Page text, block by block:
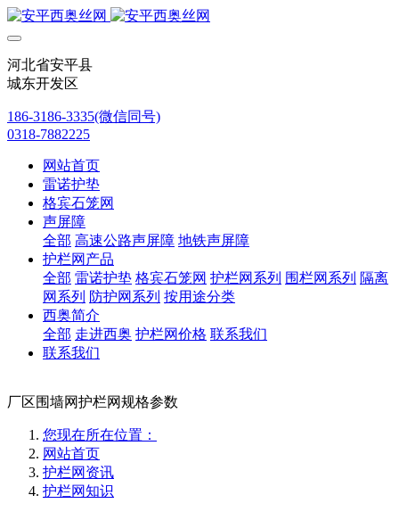
河北省安平县
城东开发区
186-3186-3335(微信同号)
0318-7882225
网站首页
雷诺护垫
格宾石笼网
声屏障
全部 高速公路声屏障 地铁声屏障
护栏网产品
全部 雷诺护垫 格宾石笼网 护栏网系列 围栏网系列 隔离
网系列 防护网系列 按用途分类
西奥简介
全部 走进西奥 护栏网价格 联系我们
联系我们
厂区围墙网护栏网规格参数
您现在所在位置：
网站首页
护栏网资讯
护栏网知识